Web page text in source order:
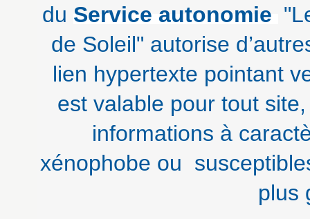
du Service autonomie
de Soleil" autorise
lien hypertexte pointant
est valable pour tout
informations à
xénophobe ou
plus